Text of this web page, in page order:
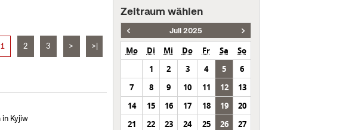
1 2 3 > >|
Kyjiw
Zeitraum wählen
Juli 2025
Mo Di Mi Do Fr Sa
So
1
2 3 4 5
6
7
8 9 10 11 12
13
14
15 16 17 18 19
20
21
22 23 24 25 26
27